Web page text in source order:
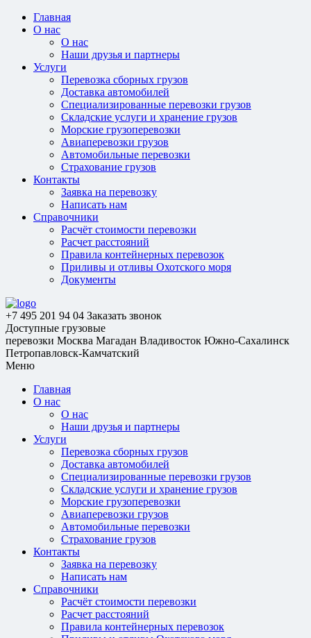
Главная
О нас
О нас
Наши друзья и партнеры
Услуги
Перевозка сборных грузов
Доставка автомобилей
Специализированные перевозки грузов
Складские услуги и хранение грузов
Морские грузоперевозки
Авиаперевозки грузов
Автомобильные перевозки
Страхование грузов
Контакты
Заявка на перевозку
Написать нам
Справочники
Расчёт стоимости перевозки
Расчет расстояний
Правила контейнерных перевозок
Приливы и отливы Охотского моря
Документы
+7 495 201 94 04 Заказать звонок
Доступные грузовые
перевозки Москва Магадан Владивосток Южно-Сахалинск
Петропавловск-Камчатский
Меню
Главная
О нас
О нас
Наши друзья и партнеры
Услуги
Перевозка сборных грузов
Доставка автомобилей
Специализированные перевозки грузов
Складские услуги и хранение грузов
Морские грузоперевозки
Авиаперевозки грузов
Автомобильные перевозки
Страхование грузов
Контакты
Заявка на перевозку
Написать нам
Справочники
Расчёт стоимости перевозки
Расчет расстояний
Правила контейнерных перевозок